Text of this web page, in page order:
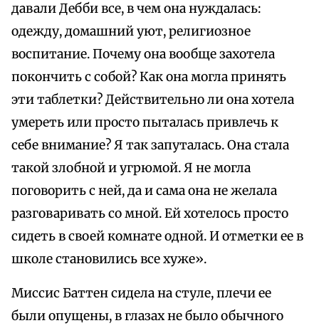
давали Дебби все, в чем она нуждалась:
одежду, домашний уют, религиозное
воспитание. Почему она вообще захотела
покончить с собой? Как она могла принять
эти таблетки? Действительно ли она хотела
умереть или просто пыталась привлечь к
себе внимание? Я так запуталась. Она стала
такой злобной и угрюмой. Я не могла
поговорить с ней, да и сама она не желала
разговаривать со мной. Ей хотелось просто
сидеть в своей комнате одной. И отметки ее в
школе становились все хуже».
Миссис Баттен сидела на стуле, плечи ее
были опущены, в глазах не было обычного